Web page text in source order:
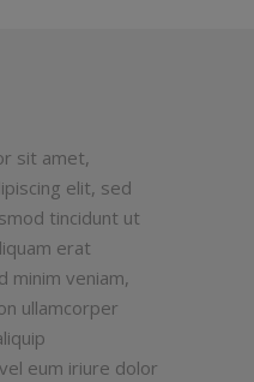
sit amet,
elit, sed
tincidunt ut
erat
minim veniam,
ullamcorper
eum iriure dolor